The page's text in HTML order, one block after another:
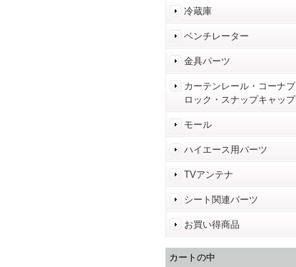
冷蔵庫
ベンチレーター
金具パーツ
カーテンレール・コーナブ
ロック・スナップキャップ
モール
ハイエース用パーツ
TVアンテナ
シート関連パーツ
お買い得商品
カートの中